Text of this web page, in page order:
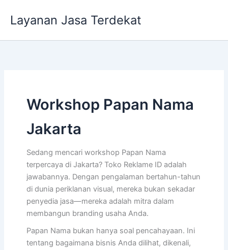
Layanan Jasa Terdekat
Workshop Papan Nama
Jakarta
Sedang mencari workshop Papan Nama
terpercaya di Jakarta? Toko Reklame ID adalah
jawabannya. Dengan pengalaman bertahun-tahun
di dunia periklanan visual, mereka bukan sekadar
penyedia jasa—mereka adalah mitra dalam
membangun branding usaha Anda.
Papan Nama bukan hanya soal pencahayaan. Ini
tentang bagaimana bisnis Anda dilihat, dikenali,